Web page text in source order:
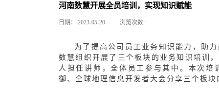
河南数慧开展全员培训，实现知识赋能
日期： 2023-05-20 浏览次数:
为了提高公司员工业务知识能力，助
数慧组织开展了三个板块的业务知识培训
人担任讲师，全体 员工参与其中。本次培
御、全球地理信息开发者大会分享三个板块